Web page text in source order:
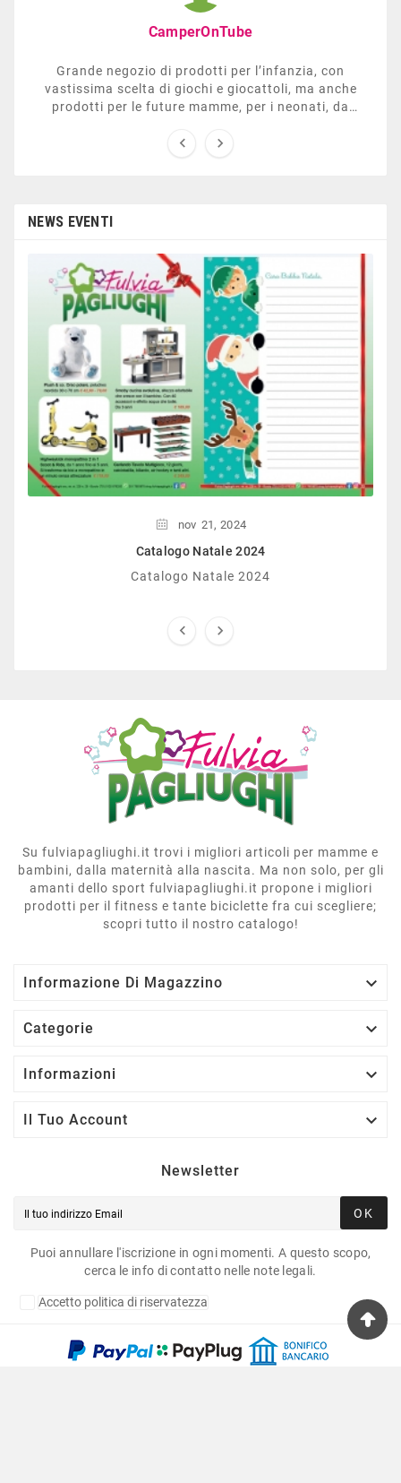
CamperOnTube
Grande negozio di prodotti per l’infanzia, con
vastissima scelta di giochi e giocattoli, ma anche
prodotti per le future mamme, per i neonati, da
sezione dedicata all’arredo giardino, giochi all’aperto,
 
NEWS EVENTI
nov 21, 2024
Catalogo Natale 2024
Catalogo Natale 2024
 
Su fulviapagliughi.it trovi i migliori articoli per mamme e
bambini, dalla maternità alla nascita. Ma non solo, per gli
amanti dello sport fulviapagliughi.it propone i migliori
prodotti per il fitness e tante biciclette fra cui scegliere;
scopri tutto il nostro catalogo!
Informazione Di Magazzino 
Categorie 
Informazioni 
Il Tuo Account 
Newsletter
OK
Puoi annullare l'iscrizione in ogni momenti. A questo scopo,
cerca le info di contatto nelle note legali.
Accetto politica di riservatezza